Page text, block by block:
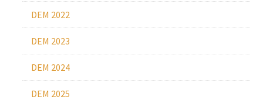
DEM 2022
DEM 2023
DEM 2024
DEM 2025